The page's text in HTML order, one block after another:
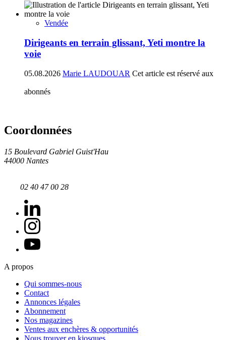
Vendée
Dirigeants en terrain glissant, Yeti montre la
voie
05.08.2026 Marie LAUDOUAR Cet article est réservé aux
abonnés
Coordonnées
15 Boulevard Gabriel Guist'Hau
44000 Nantes
02 40 47 00 28
A propos
Qui sommes-nous
Contact
Annonces légales
Abonnement
Nos magazines
Ventes aux enchères & opportunités
Nous trouver en kiosques